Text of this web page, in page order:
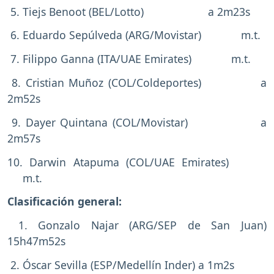
5. Tiejs Benoot (BEL/Lotto) a 2m23s
6. Eduardo Sepúlveda (ARG/Movistar) m.t.
7. Filippo Ganna (ITA/UAE Emirates) m.t.
8. Cristian Muñoz (COL/Coldeportes) a
2m52s
9. Dayer Quintana (COL/Movistar) a
2m57s
10. Darwin Atapuma (COL/UAE Emirates)
m.t.
Clasificación general:
1. Gonzalo Najar (ARG/SEP de San Juan)
15h47m52s
2. Óscar Sevilla (ESP/Medellín Inder) a 1m2s